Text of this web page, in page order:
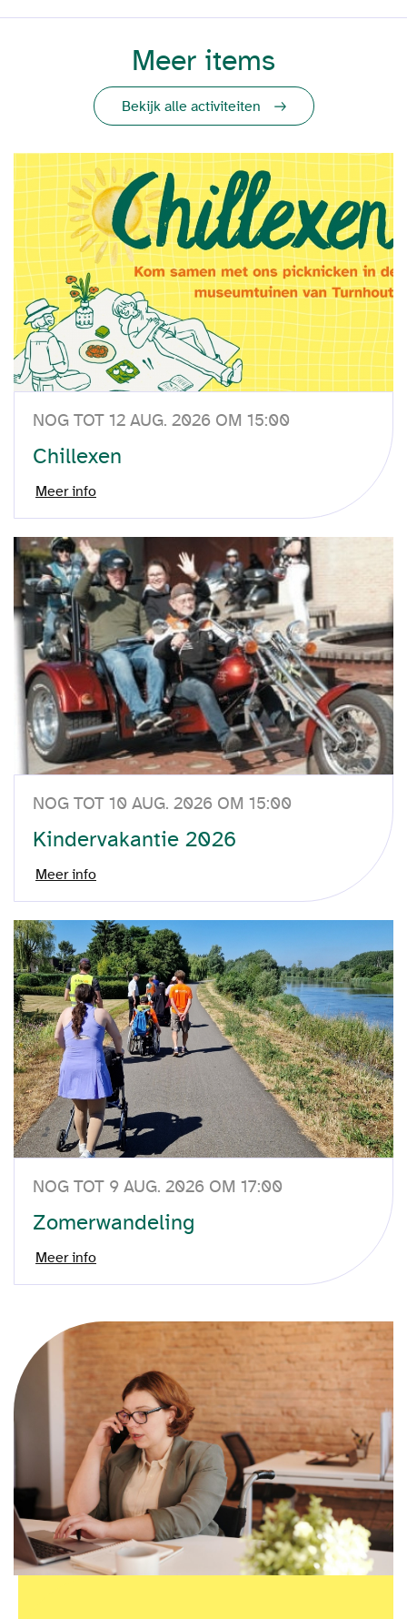
Meer items
Bekijk alle activiteiten
NOG TOT 12 AUG. 2026 OM 15:00
Chillexen
Meer info
NOG TOT 10 AUG. 2026 OM 15:00
Kindervakantie 2026
Meer info
NOG TOT 9 AUG. 2026 OM 17:00
Zomerwandeling
Meer info